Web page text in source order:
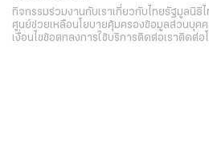
กิจกรรมร่วมงานกับเราเกี่ยวกับไทยรัฐมูลนิธิ
ศูนย์ช่วยเหลือนโยบายคุ้มครองข้อมูลส่วนบุค
เงื่อนไขข้อตกลงการใช้บริการติดต่อเราติดต่อ